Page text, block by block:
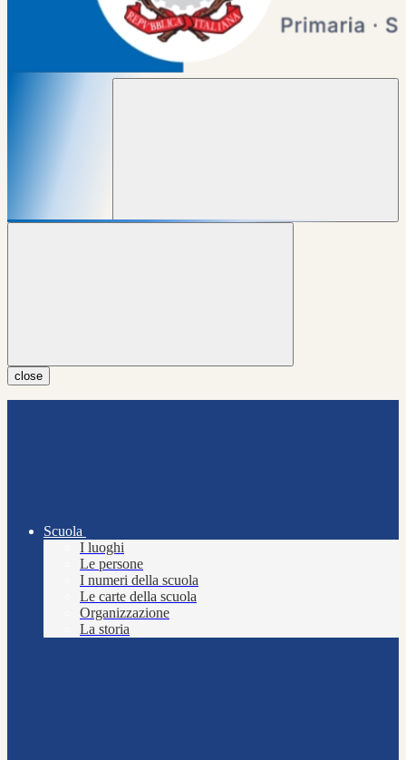
close
Scuola
I luoghi
Le persone
I numeri della scuola
Le carte della scuola
Organizzazione
La storia